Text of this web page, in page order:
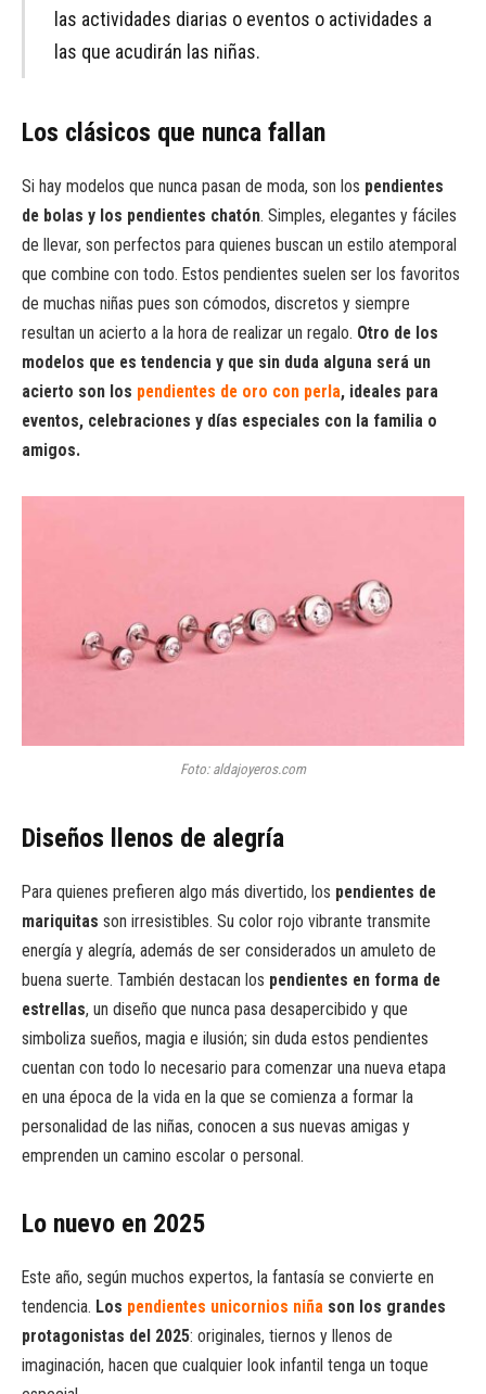
las actividades diarias o eventos o actividades a
las que acudirán las niñas.
Los clásicos que nunca fallan
Si hay modelos que nunca pasan de moda, son los pendientes
de bolas y los pendientes chatón. Simples, elegantes y fáciles
de llevar, son perfectos para quienes buscan un estilo atemporal
que combine con todo. Estos pendientes suelen ser los favoritos
de muchas niñas pues son cómodos, discretos y siempre
resultan un acierto a la hora de realizar un regalo. Otro de los
modelos que es tendencia y que sin duda alguna será un
acierto son los pendientes de oro con perla, ideales para
eventos, celebraciones y días especiales con la familia o
amigos.
Foto: aldajoyeros.com
Diseños llenos de alegría
Para quienes prefieren algo más divertido, los pendientes de
mariquitas son irresistibles. Su color rojo vibrante transmite
energía y alegría, además de ser considerados un amuleto de
buena suerte. También destacan los pendientes en forma de
estrellas, un diseño que nunca pasa desapercibido y que
simboliza sueños, magia e ilusión; sin duda estos pendientes
cuentan con todo lo necesario para comenzar una nueva etapa
en una época de la vida en la que se comienza a formar la
personalidad de las niñas, conocen a sus nuevas amigas y
emprenden un camino escolar o personal.
Lo nuevo en 2025
Este año, según muchos expertos, la fantasía se convierte en
tendencia. Los pendientes unicornios niña son los grandes
protagonistas del 2025: originales, tiernos y llenos de
imaginación, hacen que cualquier look infantil tenga un toque